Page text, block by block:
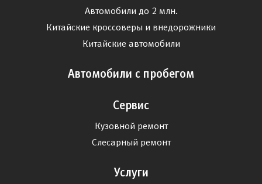
Автомобили до 2 млн.
Китайские кроссоверы и внедорожники
Китайские автомобили
Автомобили с пробегом
Сервис
Кузовной ремонт
Слесарный ремонт
Услуги